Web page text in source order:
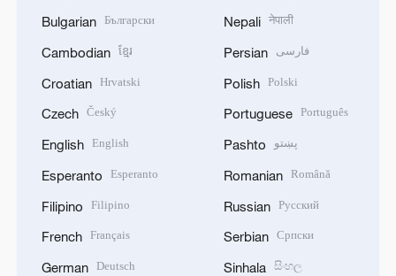
Bulgarian Български
Cambodian ខ្មែរ
Croatian Hrvatski
Czech Český
English English
Esperanto Esperanto
Filipino Filipino
French Français
German Deutsch
Nepali नेपाली
Persian فارسی
Polish Polski
Portuguese Português
Pashto پښتو
Romanian Română
Russian Русский
Serbian Српски
Sinhala සිංහල